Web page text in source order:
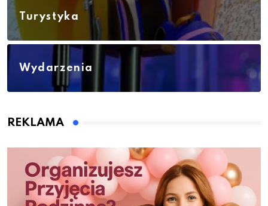
Turystyka
Wydarzenia
REKLAMA